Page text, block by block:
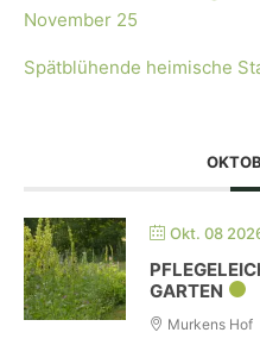
November 25
Spätblühende heimische
Okt. 08
GARTEN
Murkens Hof